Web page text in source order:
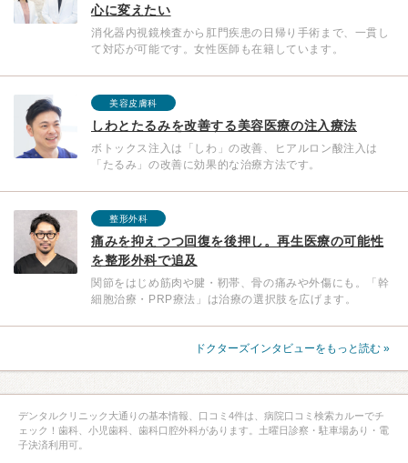
心に変えたい
消化器内視鏡検査から肛門疾患の日帰り手術まで、一貫し
て対応が可能です。女性医師も在籍しています。
美容皮膚科
しわとたるみを改善する美容医療の注入療法
ボトックス注入は「しわ」の改善、ヒアルロン酸注入は
「たるみ」の改善に効果的な治療方法です。
整形外科
痛みを抑えつつ回復を後押し。再生医療の可能性
を整形外科で追及
関節をはじめ筋肉や腱・靭帯、骨の痛みや外傷にも。「幹
細胞治療・PRP療法」は治療の選択肢を広げます。
ドクターズインタビューをもっと読む »
デンタルクリニック大通りの基本情報、口コミ4件は、病院口コミ検索カルーでチ
ェック！歯科、小児歯科、歯科口腔外科があります。土曜日診察・駐車場あり・電
子決済利用可。